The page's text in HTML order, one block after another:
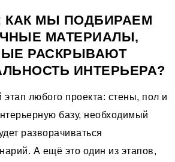
КАК МЫ ПОДБИРАЕМ
МАТЕРИАЛЫ,
РАСКРЫВАЮТ
ИНТЕРЬЕРА?
любого проекта: стены, пол и
базу, необходимый
разворачиваться
А ещё это один из этапов,